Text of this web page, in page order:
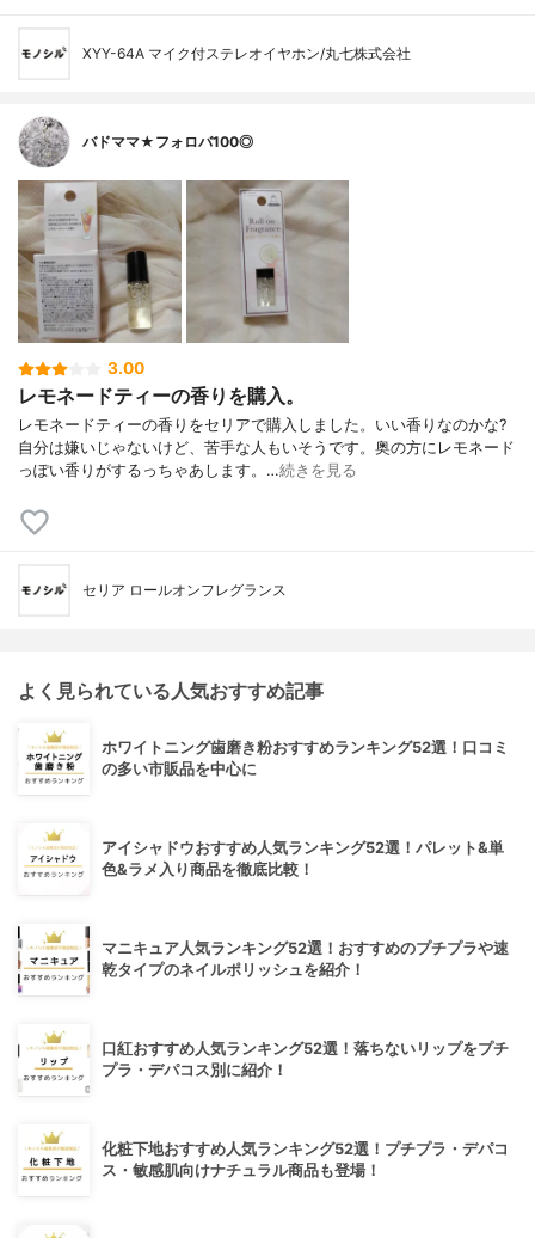
XYY-64A マイク付ステレオイヤホン/丸七株式会社
バドママ★フォロバ100◎
3.00
レモネードティーの香りを購入。
レモネードティーの香りをセリアで購入しました。いい香りなのかな?
自分は嫌いじゃないけど、苦手な人もいそうです。奥の方にレモネード
っぽい香りがするっちゃあします。…続きを見る
セリア ロールオンフレグランス
よく見られている人気おすすめ記事
ホワイトニング歯磨き粉おすすめランキング52選！口コミ
の多い市販品を中心に
アイシャドウおすすめ人気ランキング52選！パレット&単
色&ラメ入り商品を徹底比較！
マニキュア人気ランキング52選！おすすめのプチプラや速
乾タイプのネイルポリッシュを紹介！
口紅おすすめ人気ランキング52選！落ちないリップをプチ
プラ・デパコス別に紹介！
化粧下地おすすめ人気ランキング52選！プチプラ・デパコ
ス・敏感肌向けナチュラル商品も登場！